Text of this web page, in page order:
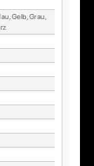
Gelb, Grau,